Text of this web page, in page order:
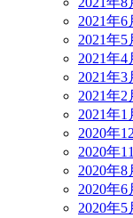
2021年6
2021年5
2021年4
2021年3
2021年2
2021年1
2020年
2020年
2020年8
2020年6
2020年5